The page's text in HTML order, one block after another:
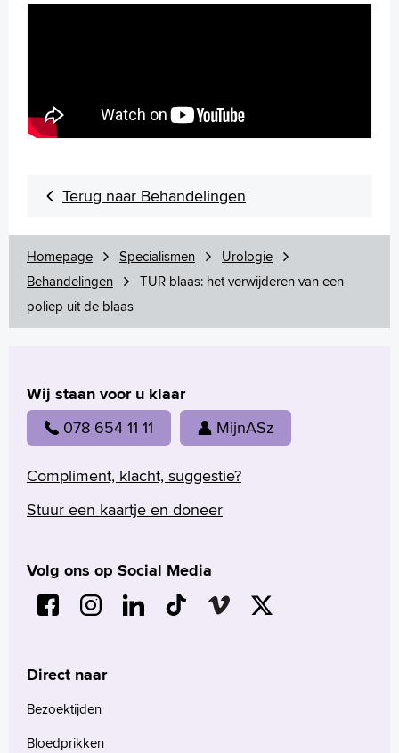
Werken en leren
MijnASz
Verwijzers
+
Français
Polski
Arabisch
Terug naar Behandelingen
Homepage Specialismen
Urologie
Behandelingen
TUR blaas: het verwijderen van een
poliep uit de blaas
Wij staan voor u klaar
078 654 11 11 MijnASz
Compliment, klacht, suggestie?
Stuur een kaartje en doneer
Volg ons op Social Media
Direct naar
Bezoektijden
Bloedprikken